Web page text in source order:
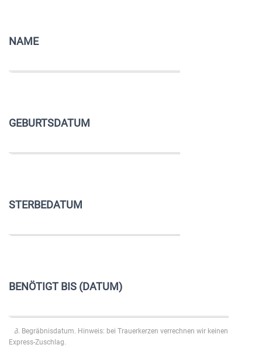
NAME
GEBURTSDATUM
STERBEDATUM
BENÖTIGT BIS (DATUM)
z.B. Begräbnisdatum. Hinweis: bei Trauerkerzen verrechnen wir keinen
Express-Zuschlag.